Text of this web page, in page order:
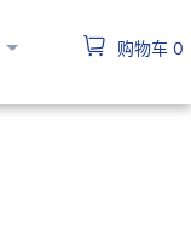
购物车 0